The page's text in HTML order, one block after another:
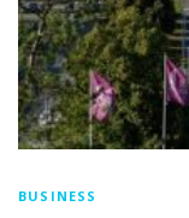
BUSINESS